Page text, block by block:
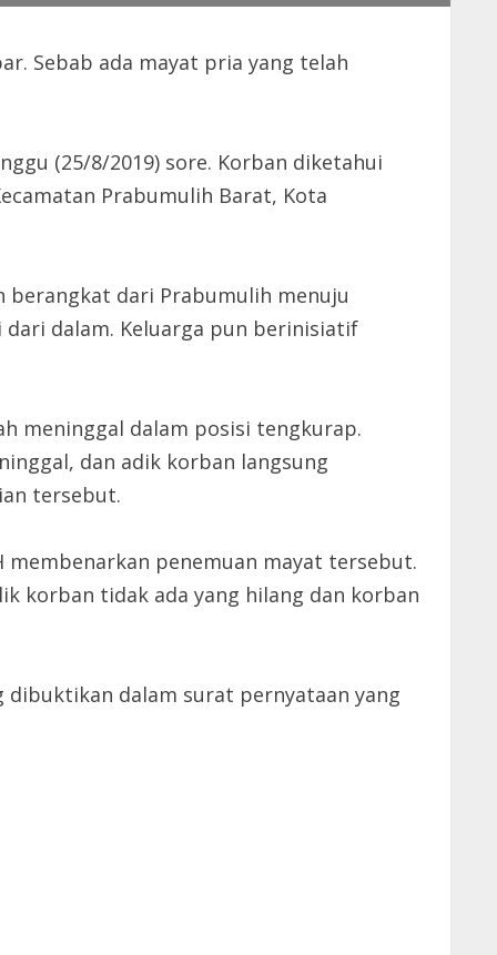
Sebab ada mayat pria yang telah
(25/8/2019) sore. Korban diketahui
Prabumulih Barat, Kota
dari Prabumulih menuju
dari dalam. Keluarga pun berinisiatif
meninggal dalam posisi tengkurap.
dan adik korban langsung
tersebut.
membenarkan penemuan mayat tersebut.
korban tidak ada yang hilang dan korban
dalam surat pernyataan yang